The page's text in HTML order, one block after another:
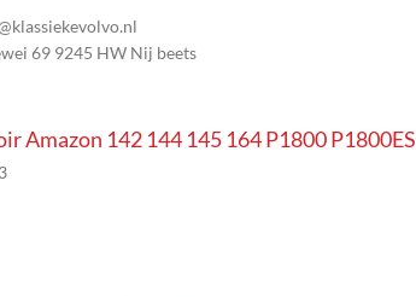
69 9245 HW Nij beets
Amazon 142 144 145 164 P1800 P1800ES